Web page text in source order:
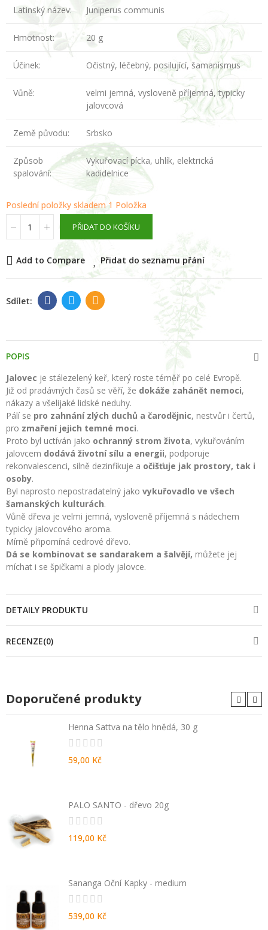
Latinský název: Juniperus communis
Hmotnost: 20 g
Účinek: Očistný, léčebný, posilující, šamanismus
Vůně:
velmi jemná, vysloveně příjemná, typicky
jalovcová
Země původu: Srbsko
Způsob
spalování:
Vykuřovací pícka, uhlík, elektrická
kadidelnice
Poslední položky skladem 1 Položka
PŘIDAT DO KOŠÍKU
Add to Compare Přidat do seznamu přání
POPIS
Jalovec je stálezelený keř, který roste téměř po celé Evropě.
Již od pradávných časů se věří, že dokáže zahánět nemoci,
nákazy a všelijaké lidské neduhy.
Pálí se pro zahnání zlých duchů a čarodějnic, nestvůr i čertů,
pro zmaření jejich temné moci.
Proto byl uctíván jako ochranný strom života, vykuřováním
jalovcem dodává životní sílu a energii, podporuje
rekonvalescenci, silně dezinfikuje a očišťuje jak prostory, tak i
osoby.
Byl naprosto nepostradatelný jako vykuřovadlo ve všech
šamanských kulturách.
Vůně dřeva je velmi jemná, vysloveně příjemná s nádechem
typicky jalovcového aroma.
Mírně připomíná cedrové dřevo.
Dá se kombinovat se sandarakem a šalvějí, můžete jej
míchat i se špičkami a plody jalovce.
DETAILY PRODUKTU
RECENZE(0)
Doporučené produkty
Henna Sattva na tělo hnědá, 30 g
59,00 Kč
PALO SANTO - dřevo 20g
119,00 Kč
Sananga Oční Kapky - medium
539,00 Kč